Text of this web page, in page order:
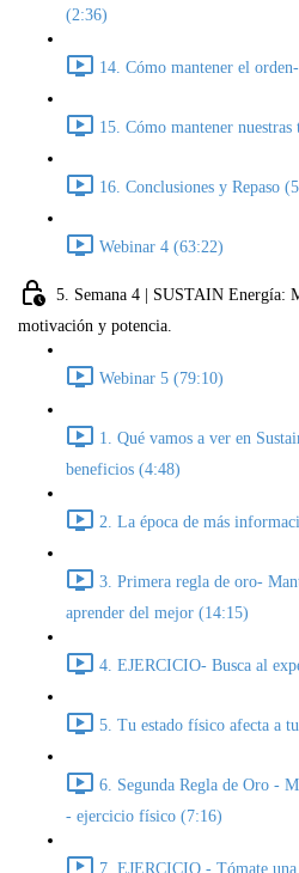
(2:36)
14. Cómo mantener el
15. Cómo mantener
16. Conclusiones y Repaso
Webinar 4 (63:22)
5. Semana 4 | SUSTAIN Energía:
motivación y potencia.
Webinar 5 (79:10)
1. Qué vamos a ver en
beneficios (4:48)
2. La época de más
3. Primera regla de oro-
aprender del mejor (14:15)
4. EJERCICIO- Busca al
5. Tu estado físico afecta a
6. Segunda Regla de Oro -
- ejercicio físico (7:16)
7. EJERCICIO - Tómate